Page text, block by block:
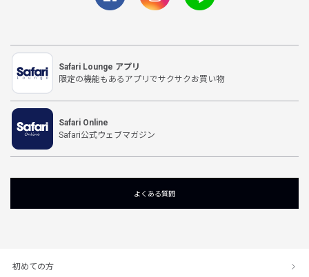
Safari Lounge アプリ
限定の機能もあるアプリでサクサクお買い物
Safari Online
Safari公式ウェブマガジン
よくある質問
初めての方